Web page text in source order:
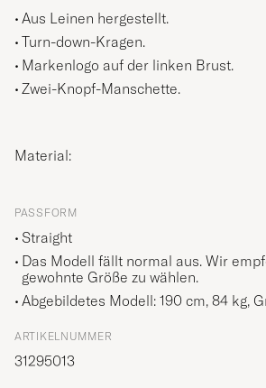
Aus Leinen hergestellt.
Turn-down-Kragen.
Markenlogo auf der linken Brust.
Zwei-Knopf-Manschette.
Material:
PASSFORM
Straight
Das Modell fällt normal aus. Wir
gewohnte Größe zu wählen.
Abgebildetes Modell: 190 cm, 84 kg,
ARTIKELNUMMER
31295013